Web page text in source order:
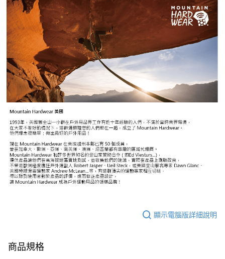
顯示電腦版詳細說明
商品規格